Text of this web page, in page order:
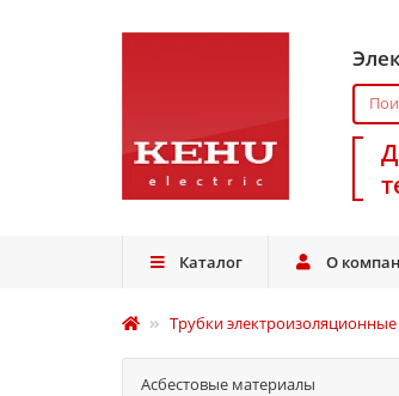
Каталог О
Трубки электроизоляционные
Асбестовые материалы